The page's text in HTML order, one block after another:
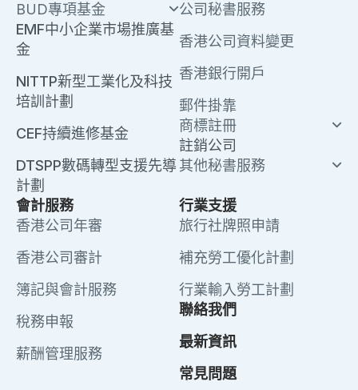
BUD專項基金
EMF中小企業市場推廣基
金
NITTP新型工業化及科技
培訓計劃
CEF持續進修基金
DTSPP數碼轉型支援先導
計劃
公司秘書服務
香港公司資料變更
香港銀行開戶
郵件掛靠
商標註冊
註銷公司
其他秘書服務
會計服務
香港公司年審
香港公司審計
簿記與會計服務
稅務申報
薪酬管理服務
行業支援
旅行社牌照申請
補充勞工優化計劃
行業輸入勞工計劃
聯絡我們
最新資訊
常見問題